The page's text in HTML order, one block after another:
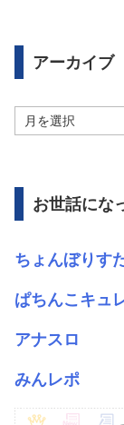
アーカイブ
ー
ブ
お世話にな
ちょんぼりす
ぱちんこキュ
アナスロ
みんレポ